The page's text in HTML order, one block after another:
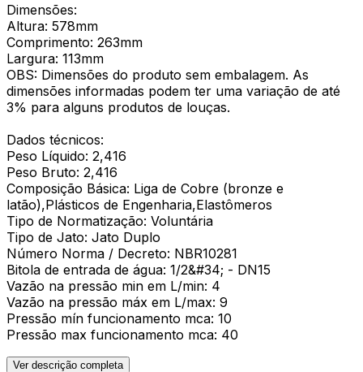
Dimensões:
Altura: 578mm
Comprimento: 263mm
Largura: 113mm
OBS: Dimensões do produto sem embalagem. As
dimensões informadas podem ter uma variação de até
3% para alguns produtos de louças.
Dados técnicos:
Peso Líquido: 2,416
Peso Bruto: 2,416
Composição Básica: Liga de Cobre (bronze e
latão),Plásticos de Engenharia,Elastômeros
Tipo de Normatização: Voluntária
Tipo de Jato: Jato Duplo
Número Norma / Decreto: NBR10281
Bitola de entrada de água: 1/2&#34; - DN15
Vazão na pressão min em L/min: 4
Vazão na pressão máx em L/max: 9
Pressão mín funcionamento mca: 10
Pressão max funcionamento mca: 40
Ver descrição completa